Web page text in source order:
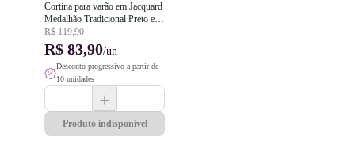
Cortina para varão em Jacquard
Medalhão Tradicional Preto e
Dourado - 1,80m x 2,00m
R$ 119,90
R$ 83,90/un
Desconto progressivo a partir de
10 unidades
Produto indisponível